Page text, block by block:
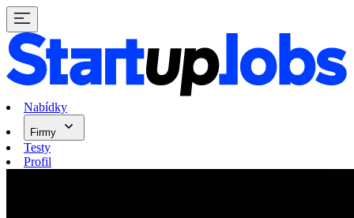
Nabídky
Firmy
Testy
Profil